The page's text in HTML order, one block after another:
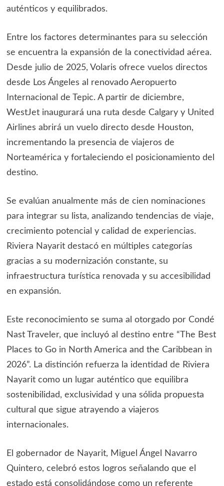
auténticos y equilibrados.
Entre los factores determinantes para su selección
se encuentra la expansión de la conectividad aérea.
Desde julio de 2025, Volaris ofrece vuelos directos
desde Los Ángeles al renovado Aeropuerto
Internacional de Tepic. A partir de diciembre,
WestJet inaugurará una ruta desde Calgary y United
Airlines abrirá un vuelo directo desde Houston,
incrementando la presencia de viajeros de
Norteamérica y fortaleciendo el posicionamiento del
destino.
Se evalúan anualmente más de cien nominaciones
para integrar su lista, analizando tendencias de viaje,
crecimiento potencial y calidad de experiencias.
Riviera Nayarit destacó en múltiples categorías
gracias a su modernización constante, su
infraestructura turística renovada y su accesibilidad
en expansión.
Este reconocimiento se suma al otorgado por Condé
Nast Traveler, que incluyó al destino entre “The Best
Places to Go in North America and the Caribbean in
2026”. La distinción refuerza la identidad de Riviera
Nayarit como un lugar auténtico que equilibra
sostenibilidad, exclusividad y una sólida propuesta
cultural que sigue atrayendo a viajeros
internacionales.
El gobernador de Nayarit, Miguel Ángel Navarro
Quintero, celebró estos logros señalando que el
estado está consolidándose como un referente